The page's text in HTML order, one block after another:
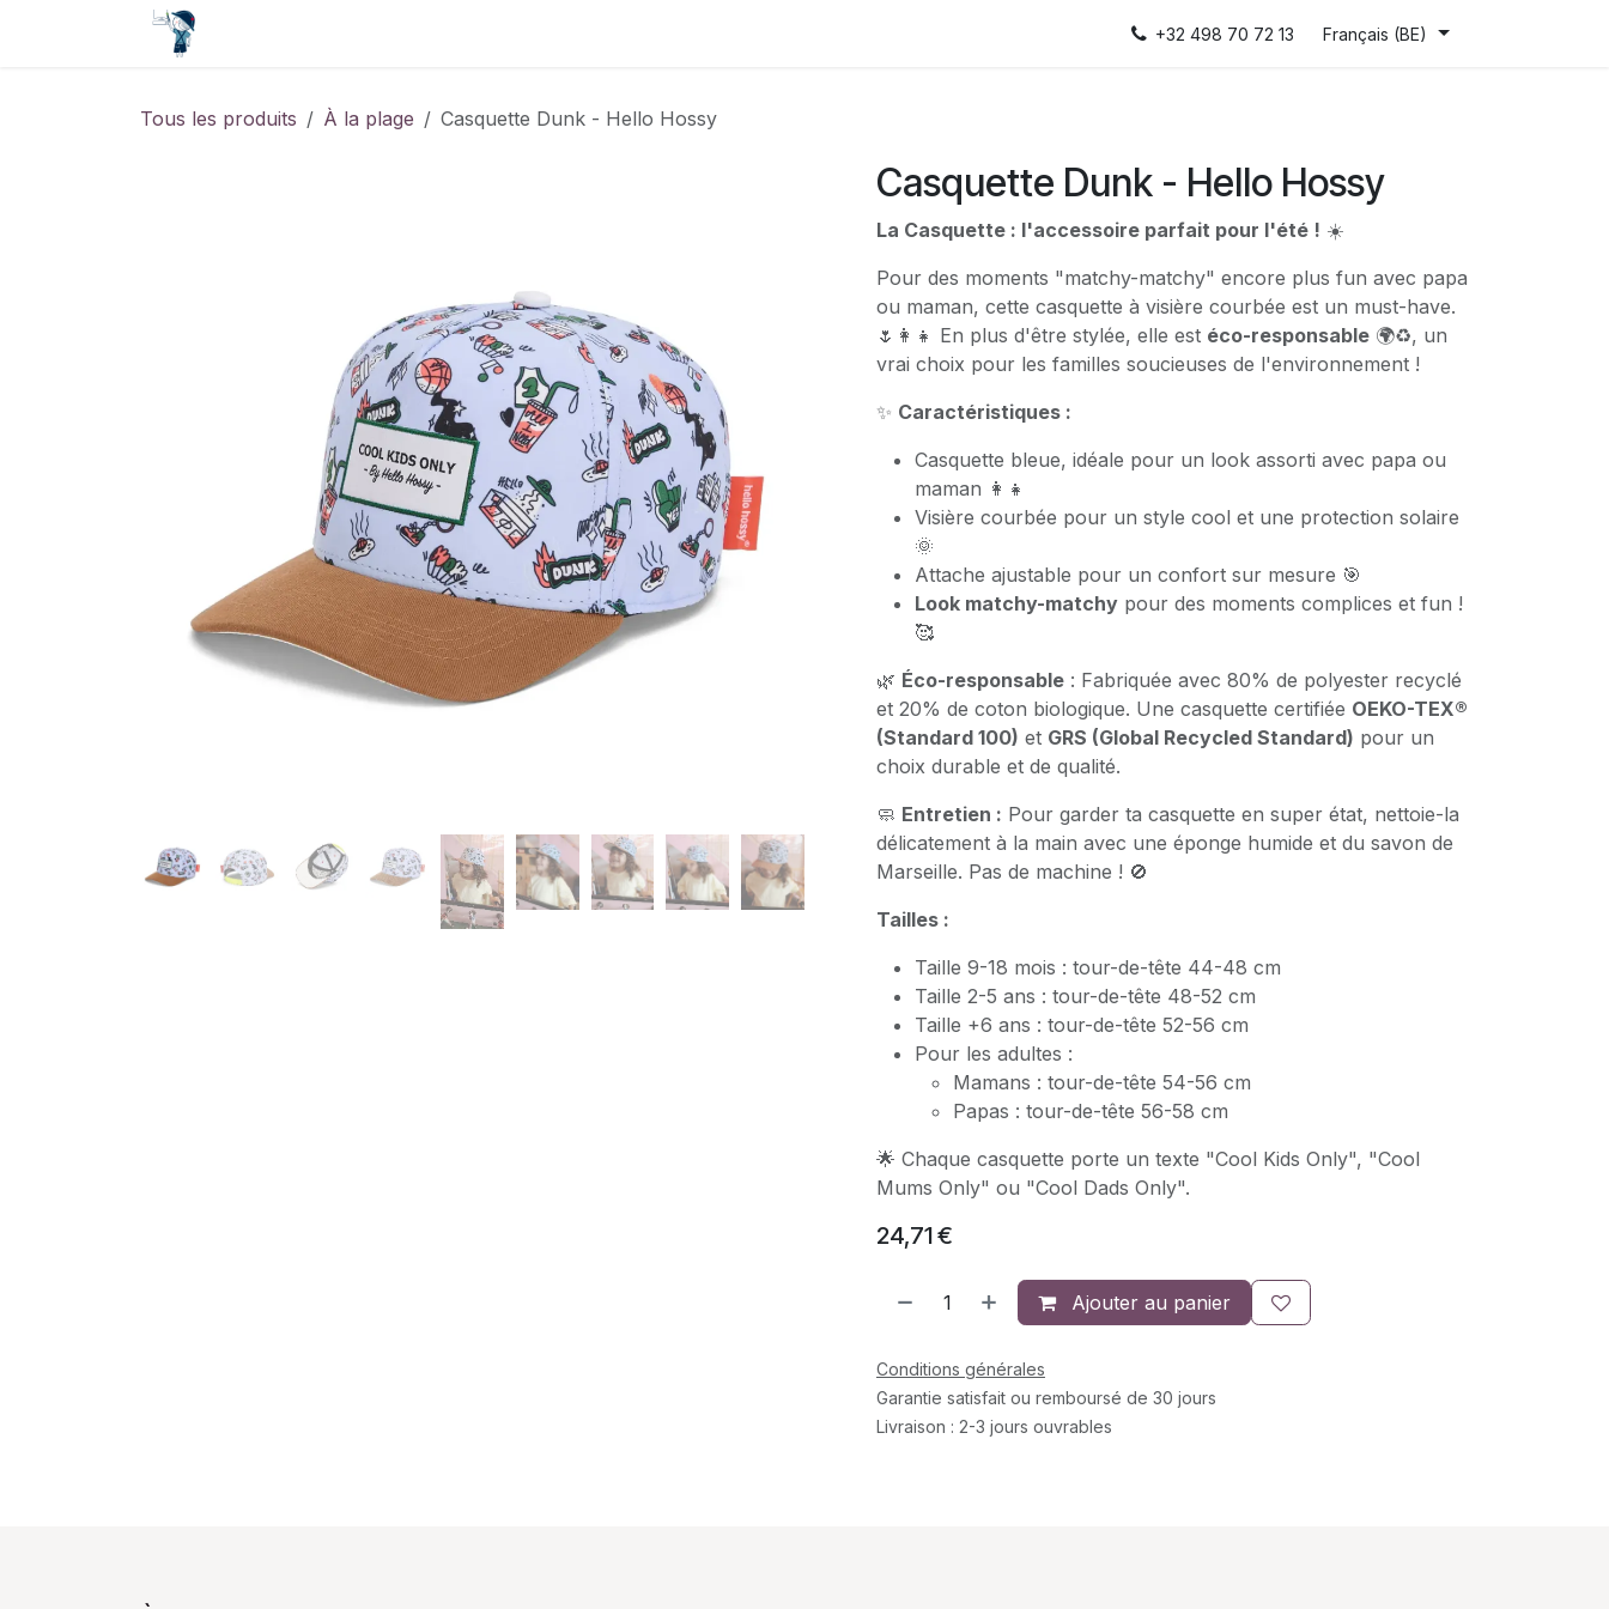
Se rendre au contenu
+32 498 70 72 13 Français (BE)
Tous les produits À la plage Casquette Dunk - Hello Hossy
Casquette Dunk - Hello Hossy
La Casquette : l'accessoire parfait pour l'été ! ☀️
Pour des moments "matchy-matchy" encore plus fun avec papa
ou maman, cette casquette à visière courbée est un must-have.
🌷👩‍👧 En plus d'être stylée, elle est éco-responsable 🌍♻️, un
vrai choix pour les familles soucieuses de l'environnement !
✨ Caractéristiques :
Casquette bleue, idéale pour un look assorti avec papa ou
maman 👩‍👧
Visière courbée pour un style cool et une protection solaire
🌞
Attache ajustable pour un confort sur mesure 🎯
Look matchy-matchy pour des moments complices et fun !
🥰
🌿 Éco-responsable : Fabriquée avec 80% de polyester recyclé
et 20% de coton biologique. Une casquette certifiée OEKO-TEX®
(Standard 100) et GRS (Global Recycled Standard) pour un
choix durable et de qualité.
🧼 Entretien : Pour garder ta casquette en super état, nettoie-la
délicatement à la main avec une éponge humide et du savon de
Marseille. Pas de machine ! 🚫
Tailles :
Taille 9-18 mois : tour-de-tête 44-48 cm
Taille 2-5 ans : tour-de-tête 48-52 cm
Taille +6 ans : tour-de-tête 52-56 cm
Pour les adultes :
Mamans : tour-de-tête 54-56 cm
Papas : tour-de-tête 56-58 cm
🌟 Chaque casquette porte un texte "Cool Kids Only", "Cool
Mums Only" ou "Cool Dads Only".
24,71€
Ajouter au panier
Conditions générales
Garantie satisfait ou remboursé de 30 jours
Livraison : 2-3 jours ouvrables